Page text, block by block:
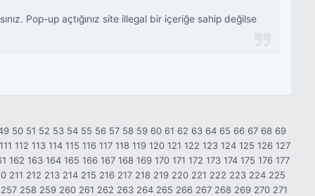
Pop-up açtığınız site illegal bir içeriğe sahip değilse
50 51 52 53 54 55 56 57 58 59 60 61 62 63 64 65 66 67 68 69
111 112 113 114 115 116 117 118 119 120 121 122 123 124 125 126 127
162 163 164 165 166 167 168 169 170 171 172 173 174 175 176 177
211 212 213 214 215 216 217 218 219 220 221 222 223 224 225
257 258 259 260 261 262 263 264 265 266 267 268 269 270 271